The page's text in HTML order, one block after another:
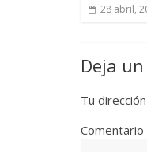
28 abril,
Deja
Tu
Comentario